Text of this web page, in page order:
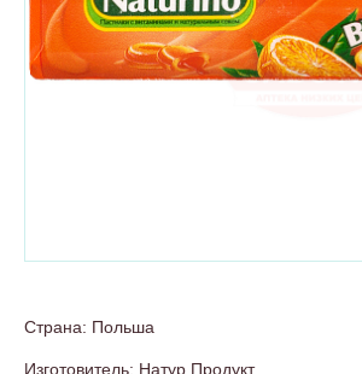
Страна: Польша
Изготовитель: Натур Продукт